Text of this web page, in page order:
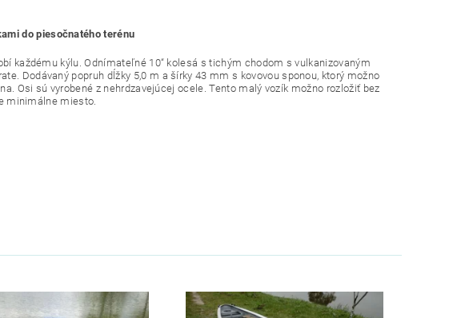
do piesočnatého terénu
každému kýlu. Odnímateľné 10“ kolesá s tichým chodom s vulkanizovaným
Dodávaný popruh dĺžky 5,0 m a šírky 43 mm s kovovou sponou, ktorý možno
Osi sú vyrobené z nehrdzavejúcej ocele. Tento malý vozík možno rozložiť bez
minimálne miesto.